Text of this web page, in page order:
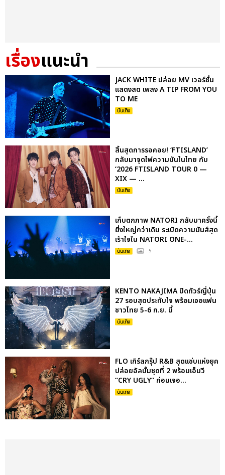
เรื่องแนะนำ
JACK WHITE ปล่อย MV เวอร์ชั่น
แสดงสด เพลง A TIP FROM YOU
TO ME
บันเทิง
สิ้นสุดการรอคอย! ‘FTISLAND’
กลับมาจุดไฟความมันในไทย กับ
‘2026 FTISLAND TOUR 0 —
XIX — ...
บันเทิง
เก็บตกภาพ NATORI กลับมาครั้งนี้
ยิ่งใหญ่กว่าเดิม ระเบิดความมันส์สุด
เร้าใจใน NATORI ONE-...
บันเทิง : 5
KENTO NAKAJIMA ปิดทัวร์ญี่ปุ่น
27 รอบสุดประทับใจ พร้อมเจอแฟน
ชาวไทย 5-6 ก.ย. นี้
บันเทิง
FLO เกิร์ลกรุ๊ป R&B สุดแซ่บแห่งยุค
ปล่อยอัลบั้มชุดที่ 2 พร้อมเอ็มวี
“CRY UGLY” ก่อนเจอ...
บันเทิง